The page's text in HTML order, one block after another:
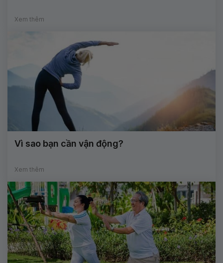
Xem thêm
Vì sao bạn cần vận động?
Xem thêm